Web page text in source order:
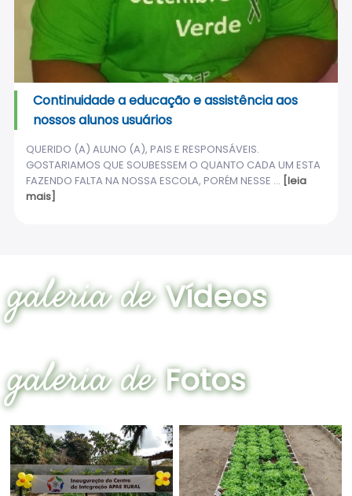
Continuidade a educação e assistência aos
nossos alunos usuários
QUERIDO (A) ALUNO (A), PAIS E RESPONSÁVEIS.
GOSTARIAMOS QUE SOUBESSEM O QUANTO CADA UM ESTA
FAZENDO FALTA NA NOSSA ESCOLA, PORÉM NESSE ... [leia
mais]
galeria deVídeos
galeria deFotos